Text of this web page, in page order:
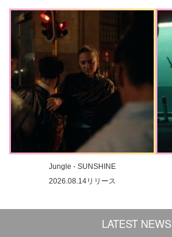
Jungle - SUNSHINE
2026.08.14リリース
LATEST NEWS